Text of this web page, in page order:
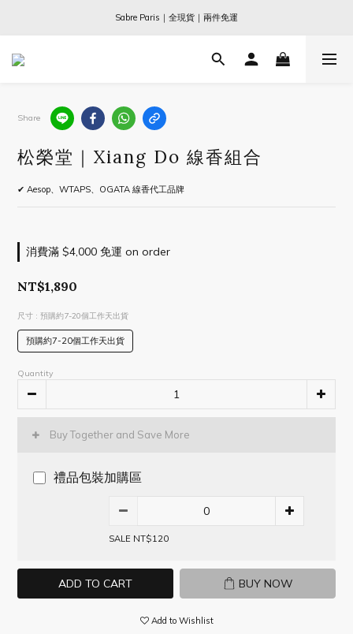
Ogata x 坂本龍一 ｜大師珍藏系列
Sabre Paris｜全現貨｜兩件免運
Ogata x 坂本龍一 ｜大師珍藏系列
Share
松榮堂｜Xiang Do 線香組合
✔ Aesop、WTAPS、OGATA 線香代工品牌
消費滿 $4,000 免運 on order
NT$1,890
尺寸 : 預購約7-20個工作天出貨
預購約7-20個工作天出貨
Quantity
Buy Together and Save More
禮品包裝加購區
SALE NT$120
ADD TO CART BUY NOW
Add to Wishlist